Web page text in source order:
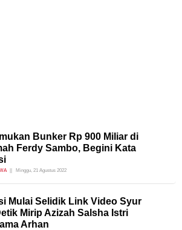
Bunker Rp 900 Miliar di
Ferdy Sambo, Begini Kata
Minggu, 21 Agustus 2022
Mulai Selidik Link Video Syur
Mirip Azizah Salsha Istri
Arhan